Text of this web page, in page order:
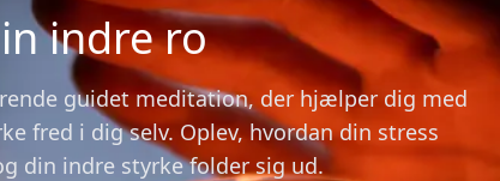
indre ro
guidet meditation, der hjælper dig med
fred i dig selv. Oplev, hvordan din stress
din indre styrke folder sig ud.